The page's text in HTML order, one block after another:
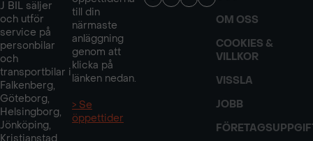
J BIL säljer
och utför
service på
personbilar
och
transportbilar i
Falkenberg,
Göteborg,
Helsingborg,
Jönköping,
till din
närmaste
anläggning
genom att
klicka på
länken nedan.
> Se
öppettider
OM OSS
COOKIES &
VILLKOR
VISSLA
JOBB